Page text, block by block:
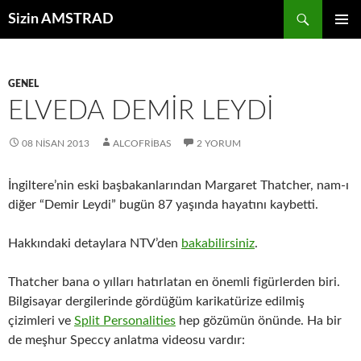
Sizin AMSTRAD
GENEL
ELVEDA DEMIR LEYDI
08 NISAN 2013 ALCOFRIBAS 2 YORUM
İngiltere’nin eski başbakanlarından Margaret Thatcher, nam-ı
diğer “Demir Leydi” bugün 87 yaşında hayatını kaybetti.
Hakkındaki detaylara NTV’den bakabilirsiniz.
Thatcher bana o yılları hatırlatan en önemli figürlerden biri.
Bilgisayar dergilerinde gördüğüm karikatürize edilmiş
çizimleri ve Split Personalities hep gözümün önünde. Ha bir
de meşhur Speccy anlatma videosu vardır: